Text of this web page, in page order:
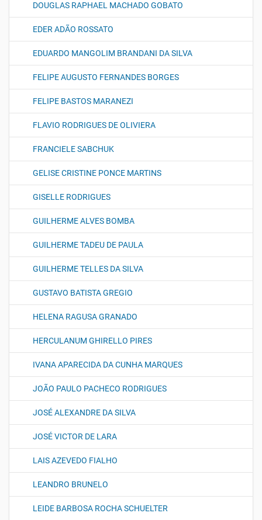
DOUGLAS RAPHAEL MACHADO GOBATO
EDER ADÃO ROSSATO
EDUARDO MANGOLIM BRANDANI DA SILVA
FELIPE AUGUSTO FERNANDES BORGES
FELIPE BASTOS MARANEZI
FLAVIO RODRIGUES DE OLIVIERA
FRANCIELE SABCHUK
GELISE CRISTINE PONCE MARTINS
GISELLE RODRIGUES
GUILHERME ALVES BOMBA
GUILHERME TADEU DE PAULA
GUILHERME TELLES DA SILVA
GUSTAVO BATISTA GREGIO
HELENA RAGUSA GRANADO
HERCULANUM GHIRELLO PIRES
IVANA APARECIDA DA CUNHA MARQUES
JOÃO PAULO PACHECO RODRIGUES
JOSÉ ALEXANDRE DA SILVA
JOSÉ VICTOR DE LARA
LAIS AZEVEDO FIALHO
LEANDRO BRUNELO
LEIDE BARBOSA ROCHA SCHUELTER